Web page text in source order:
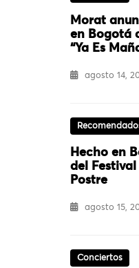
Morat
en Bogotá
“Ya Es
agosto 14,
Hecho en
del Festival
Postre
agosto 15,
Conciertos